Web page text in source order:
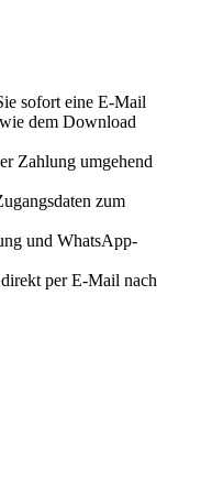
sofort eine E-Mail
dem Download
Zahlung umgehend
zum
und WhatsApp-
per E-Mail nach